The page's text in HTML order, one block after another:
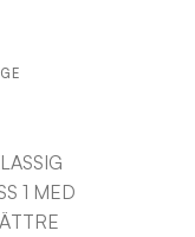
1 MED